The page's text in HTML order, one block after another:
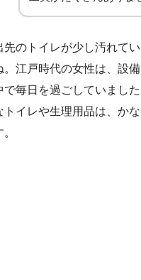
先のトイレが少し汚れて
。江戸時代の女性は、設
で毎日を過ごしていまし
トイレや生理用品は、か